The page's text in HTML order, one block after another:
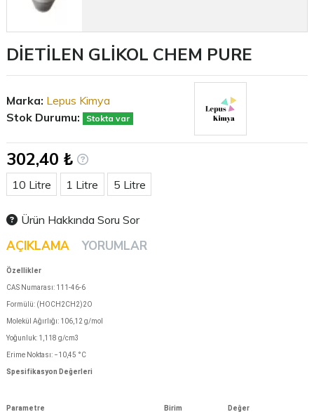
DİETİLEN GLİKOL CHEM PURE
Marka: Lepus Kimya
Stok Durumu:
Stokta var
302,40 ₺
Litre
10 Litre 1 Litre 5 Litre
Ürün Hakkında Soru Sor
AÇIKLAMA YORUMLAR
Özellikler
CAS Numarası: 111-46-6
Formülü: (HOCH2CH2)2O
Molekül Ağırlığı: 106,12 g/mol
Yoğunluk: 1,118 g/cm3
Erime Noktası: −10,45 °C
Spesifikasyon Değerleri
Parametre Birim Değer